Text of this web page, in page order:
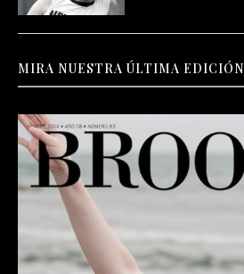
MIRA NUESTRA ÚLTIMA EDICIÓN